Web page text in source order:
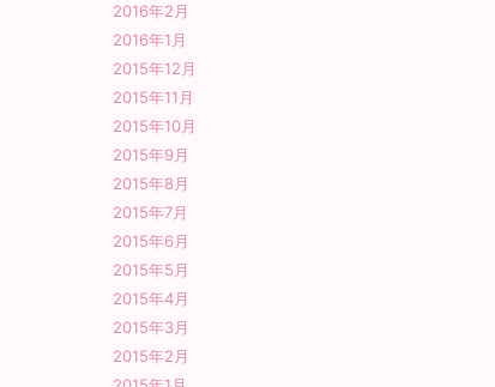
2016年2月
2016年1月
2015年12月
2015年11月
2015年10月
2015年9月
2015年8月
2015年7月
2015年6月
2015年5月
2015年4月
2015年3月
2015年2月